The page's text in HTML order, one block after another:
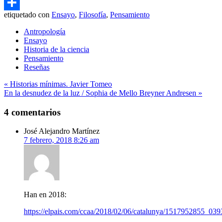
Email
Compartir
etiquetado con Ensayo, Filosofía, Pensamiento
Antropología
Ensayo
Historia de la ciencia
Pensamiento
Reseñas
Navegación
de
entradas
« Historias mínimas. Javier Tomeo
En la desnudez de la luz / Sophia de Mello Breyner Andresen »
4 comentarios
José Alejandro Martínez
7 febrero, 2018 8:26 am
Han en 2018:
https://elpais.com/ccaa/2018/02/06/catalunya/